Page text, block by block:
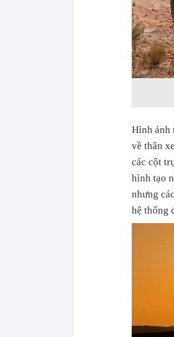
Hình ảnh
về thân
các cột
hình tạo
nhưng
hệ thống